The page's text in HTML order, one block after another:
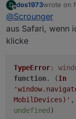
geht da
D
Offline
dos1973wrote on
last
@Scrounger
aus Safari, wenn
klicke
TypeError:
function. (In
MobilDevices)' ,
undefined )